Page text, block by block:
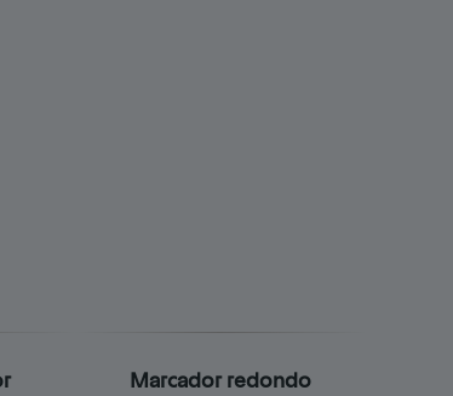
Marcador redondo